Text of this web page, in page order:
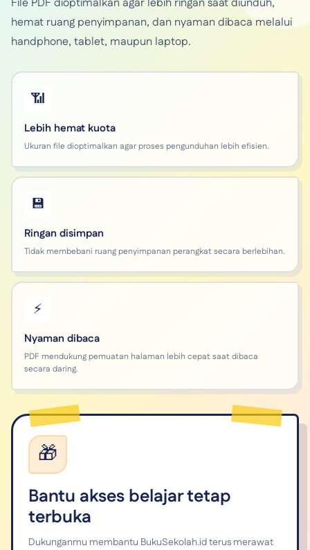
hemat ruang penyimpanan, dan nyaman dibaca melalui
handphone, tablet, maupun laptop.
📶
Lebih hemat kuota
Ukuran file dioptimalkan agar proses pengunduhan lebih efisien.
💾
Ringan disimpan
Tidak membebani ruang penyimpanan perangkat secara berlebihan.
⚡
Nyaman dibaca
PDF mendukung pemuatan halaman lebih cepat saat dibaca
secara daring.
🎁
Bantu akses belajar tetap
terbuka
Dukunganmu membantu BukuSekolah.id terus merawat